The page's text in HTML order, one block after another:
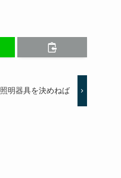
照明器具を決めねば